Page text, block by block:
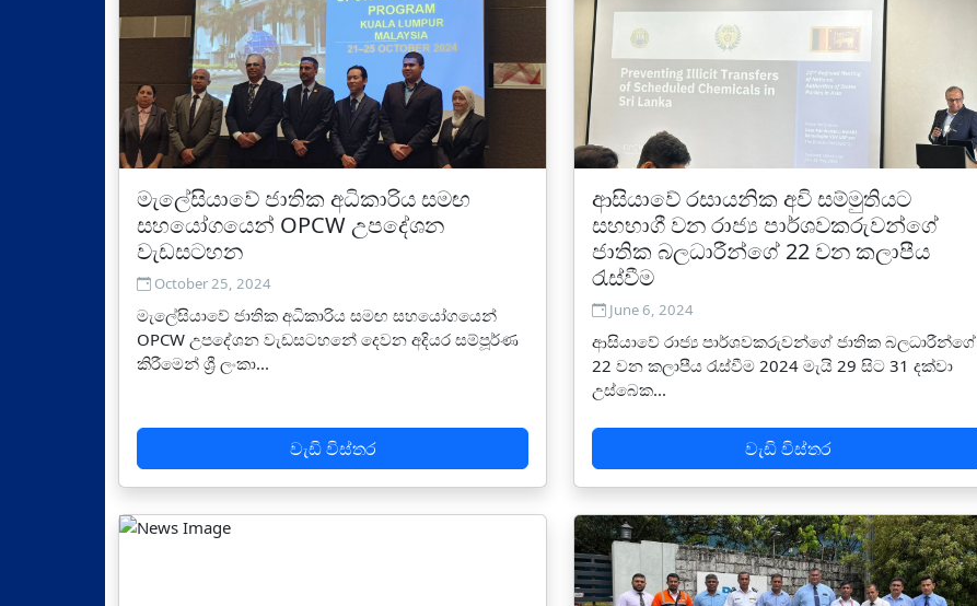
මැලේසියාවේ ජාතික අධිකාරිය සමඟ
සහයෝගයෙන් OPCW උපදේශන
වැඩසටහන
October 25, 2024
මැලේසියාවේ ජාතික අධිකාරිය සමඟ සහයෝගයෙන්
OPCW උපදේශන වැඩසටහනේ දෙවන අදියර සම්පූර්ණ
කිරීමෙන් ශ්‍රී ලංකා...
වැඩි විස්තර
ආසියාවේ රසායනික අවි සම්මුතියට
සහභාගී වන රාජ්‍ය පාර්ශවකරුවන්ගේ
ජාතික බලධාරීන්ගේ 22 වන කලාපීය
රැස්වීම
June 6, 2024
ආසියාවේ රාජ්‍ය පාර්ශවකරුවන්ගේ ජාතික බලධාරීන්ගේ
22 වන කලාපීය රැස්වීම 2024 මැයි 29 සිට 31 දක්වා
උස්බෙක...
වැඩි විස්තර